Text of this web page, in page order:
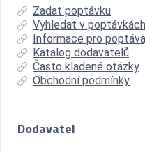
Zadat poptávku
Vyhledat v poptávkách
Informace pro
Katalog dodavatelů
Často kladené otázky
Obchodní podmínky
Dodavatel